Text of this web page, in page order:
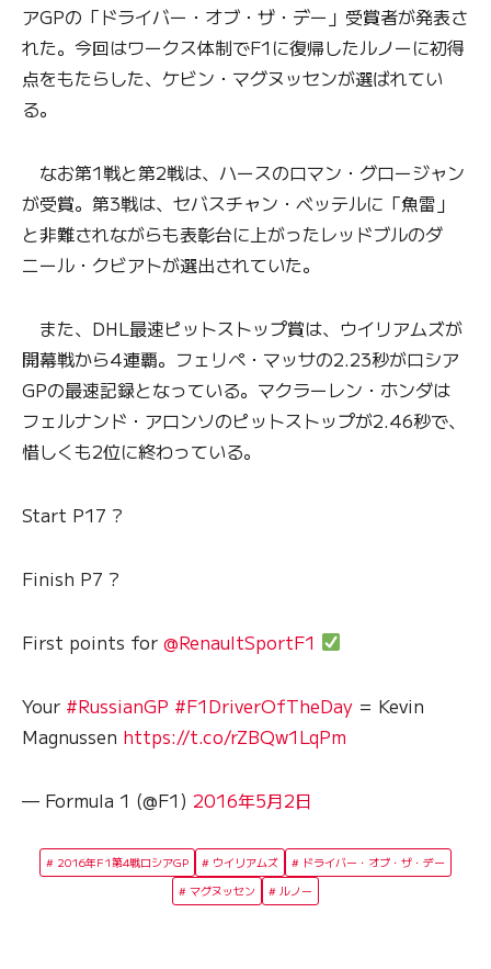
アGPの「ドライバー・オブ・ザ・デー」受賞者が発表さ
れた。今回はワークス体制でF1に復帰したルノーに初得
点をもたらした、ケビン・マグヌッセンが選ばれてい
る。
なお第1戦と第2戦は、ハースのロマン・グロージャン
が受賞。第3戦は、セバスチャン・ベッテルに「魚雷」
と非難されながらも表彰台に上がったレッドブルのダ
ニール・クビアトが選出されていた。
また、DHL最速ピットストップ賞は、ウイリアムズが
開幕戦から4連覇。フェリペ・マッサの2.23秒がロシア
GPの最速記録となっている。マクラーレン・ホンダは
フェルナンド・アロンソのピットストップが2.46秒で、
惜しくも2位に終わっている。
Start P17 ?
Finish P7 ?
First points for @RenaultSportF1
Your #RussianGP #F1DriverOfTheDay = Kevin
Magnussen https://t.co/rZBQw1LqPm
— Formula 1 (@F1) 2016年5月2日
2016年F1第4戦ロシアGP ウイリアムズ
ドライバー・オブ・ザ・デー
マグヌッセン
ルノー